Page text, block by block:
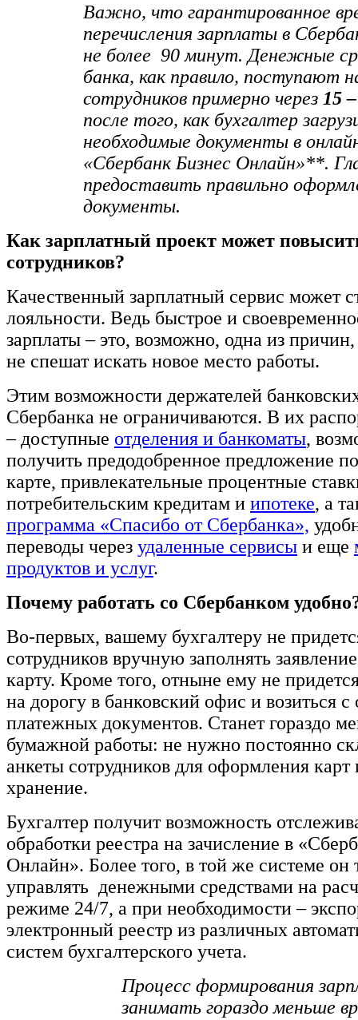
Важно, что гарантированное
перечисления зарплаты в
не более 90 минут. Денежные
банка, как правило, поступают
сотрудников примерно через 15
после того, как бухгалтер
необходимые документы в
«Сбербанк Бизнес Онлайн»**.
предоставить правильно
документы.
Как зарплатный проект может
сотрудников?
Качественный зарплатный сервис может
лояльности. Ведь быстрое и
зарплаты – это, возможно, одна из
не спешат искать новое место работы.
Этим возможности держателей
Сбербанка не ограничиваются. В их
– доступные отделения и банкоматы,
получить предодобренное предложение
карте, привлекательные процентные
потребительским кредитам и ипотеке, а
программа «Спасибо от Сбербанка»,
переводы через удаленные сервисы и еще
продуктов и услуг.
Почему работать со Сбербанком
Во-первых, вашему бухгалтеру не
сотрудников вручную заполнять
карту. Кроме того, отныне ему не
на дорогу в банковский офис и возиться
платежных документов. Станет гораздо
бумажной работы: не нужно постоянно
анкеты сотрудников для оформления карт
хранение.
Бухгалтер получит возможность
обработки реестра на зачисление в
Онлайн». Более того, в той же системе он
управлять денежными средствами на
режиме 24/7, а при необходимости –
электронный реестр из различных
систем бухгалтерского учета.
Процесс формирования
занимать гораздо меньше